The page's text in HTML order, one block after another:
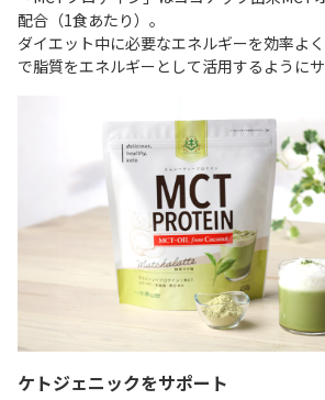
配合（1食あたり）。
ダイエット中に必要なエネルギーを効率よ
で脂質をエネルギーとして活用するようにサ
ケトジェニックをサポート